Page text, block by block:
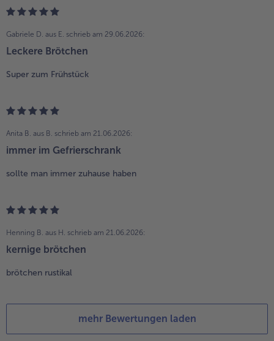
Gabriele D. aus E. schrieb am 29.06.2026:
Leckere Brötchen
Super zum Frühstück
Anita B. aus B. schrieb am 21.06.2026:
immer im Gefrierschrank
sollte man immer zuhause haben
Henning B. aus H. schrieb am 21.06.2026:
kernige brötchen
brötchen rustikal
mehr Bewertungen laden